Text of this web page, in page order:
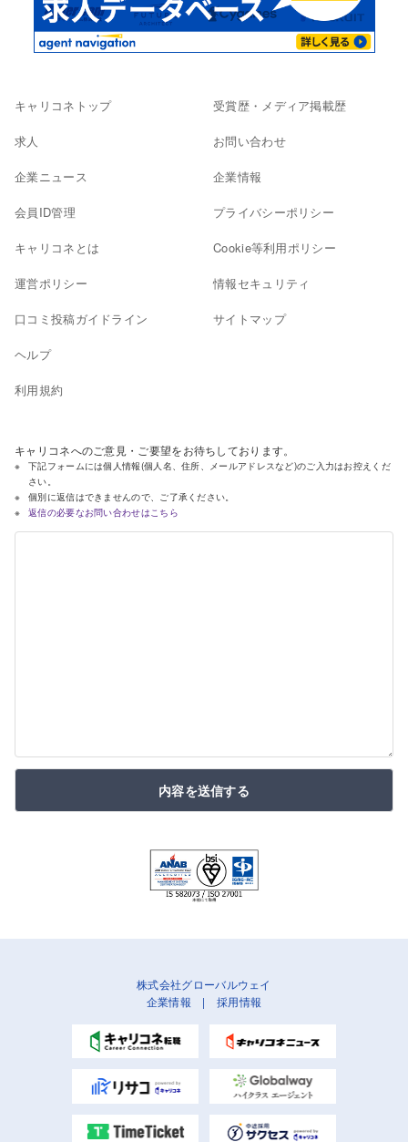
キャリコネトップ
求人
企業ニュース
会員ID管理
キャリコネとは
運営ポリシー
口コミ投稿ガイドライン
ヘルプ
利用規約
受賞歴・メディア掲載歴
お問い合わせ
企業情報
プライバシーポリシー
Cookie等利用ポリシー
情報セキュリティ
サイトマップ
キャリコネへのご意見・ご要望をお待ちしております。
下記フォームには個人情報(個人名、住所、メールアドレスなど)のご入力はお控えくだ
さい。
個別に返信はできませんので、ご了承ください。
返信の必要なお問い合わせはこちら
内容を送信する
株式会社グローバルウェイ
企業情報 | 採用情報